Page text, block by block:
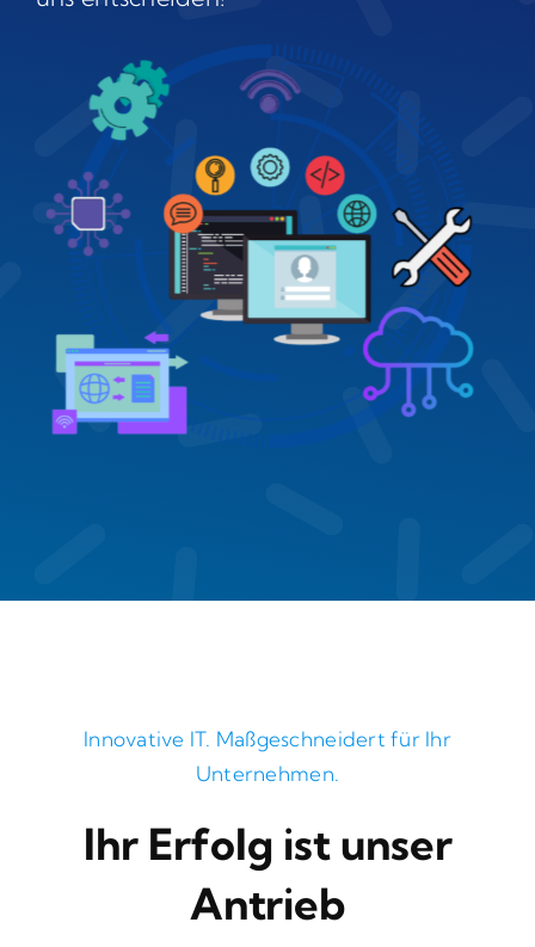
Innovative IT. Maßgeschneidert für Ihr
Unternehmen.
Ihr Erfolg ist unser
Antrieb